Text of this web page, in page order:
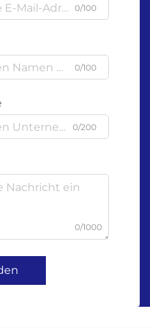
0/100
0/100
0/200
0/1000